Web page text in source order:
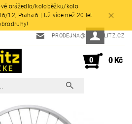
orážedlo/koloběžku/kolo
12, Praha 6 | Už více než 20 let
PRODEJNA@BLITZFLITZ.CZ
0 0 Kč